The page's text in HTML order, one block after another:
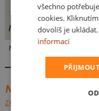
Mám kulatiny
NEJPRODÁVANĚJŠÍ
ZOBRAZIT VŠECHNY
všechno
cookies.
dovolíš je
informací